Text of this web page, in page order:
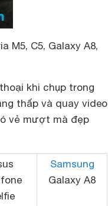
M5, C5, Galaxy A8,
khi chụp trong
thấp và quay video
vẻ mượt mà đẹp
Samsung
Galaxy A8